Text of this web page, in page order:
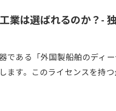
業は選ばれるのか？-
である「外国製船舶のディ
ます。このライセンスを持